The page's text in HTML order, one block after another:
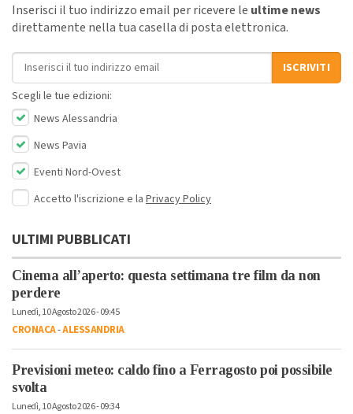
Inserisci il tuo indirizzo email per ricevere le ultime news
direttamente nella tua casella di posta elettronica.
Indirizzo email
ISCRIVITI
Scegli le tue edizioni:
News Alessandria
News Pavia
Eventi Nord-Ovest
Accetto l'iscrizione e la Privacy Policy
ULTIMI PUBBLICATI
Cinema all’aperto: questa settimana tre film da non
perdere
Lunedì, 10 Agosto 2026 - 09:45
CRONACA-ALESSANDRIA
Previsioni meteo: caldo fino a Ferragosto poi possibile
svolta
Lunedì, 10 Agosto 2026 - 09:34